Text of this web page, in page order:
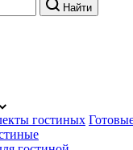
Найти
гостиных